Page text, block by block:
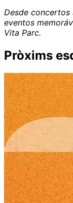
Desde
eventos
Vita Parc.
Pròxims